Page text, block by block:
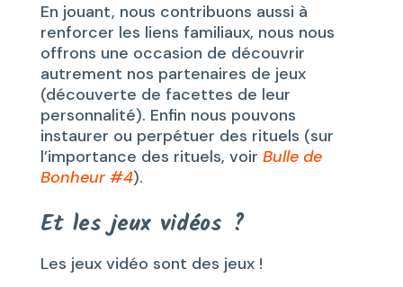
En jouant, nous contribuons aussi à
renforcer les liens familiaux, nous nous
offrons une occasion de découvrir
autrement nos partenaires de jeux
(découverte de facettes de leur
personnalité). Enfin nous pouvons
instaurer ou perpétuer des rituels (sur
l’importance des rituels, voir Bulle de
Bonheur #4).
Et les jeux vidéos ?
Les jeux vidéo sont des jeux !